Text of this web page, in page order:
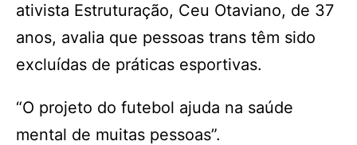
ativista Estruturação, Ceu Otaviano, de 37
anos, avalia que pessoas trans têm sido
excluídas de práticas esportivas.
“O projeto do futebol ajuda na saúde
mental de muitas pessoas”.